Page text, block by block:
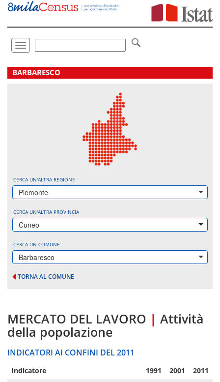
Vai
direttamente
Toggle
navigation
.
BARBARESCO
CERCA UN'ALTRA REGIONE
Piemonte
CERCA UN'ALTRA PROVINCIA
Cuneo
CERCA UN COMUNE
Barbaresco
TORNA AL COMUNE
MERCATO DEL LAVORO | Attività
della popolazione
INDICATORI AI CONFINI DEL 2011
Indicatore 1991 2001 2011